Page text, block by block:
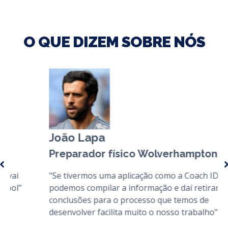
O QUE DIZEM SOBRE NÓS
João Lapa
Preparador físico Wolverhampton
"Se tivermos uma aplicação como a Coach ID onde
podemos compilar a informação e daí retirar
conclusões para o processo que temos de
desenvolver facilita muito o nosso trabalho"